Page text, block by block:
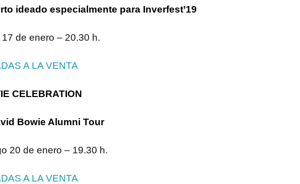
ideado especialmente para Inverfest’19
de enero – 20.30 h.
A LA VENTA
CELEBRATION
Bowie Alumni Tour
20 de enero – 19.30 h.
A LA VENTA